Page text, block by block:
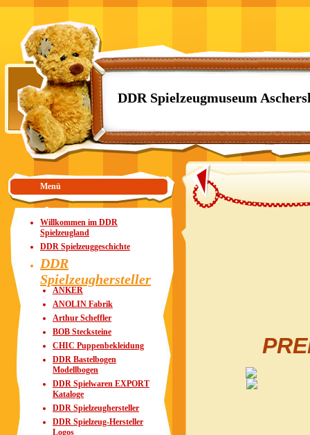
DDR Spielzeugmuseum
Menü
Willkommen im DDR
Spielzeugland
DDR Spielzeuggeschichte
DDR
Spielzeughersteller
ANKER
ANOLIN Fabrik
Arthur Scheffler
BOB Stecksteine
CHIC Puppenbekleidung
DDR Bastelbogen
Modellbogen
DDR Spielwaren EXPORT
Kataloge
DDR Spielzeughersteller
DDR Spielzeug-Hersteller
Logos